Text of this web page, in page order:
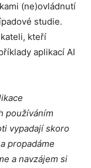
(ne)ovládnutí
studie.
kteří
aplikací AI
používáním
vypadají skoro
propadáme
a navzájem si